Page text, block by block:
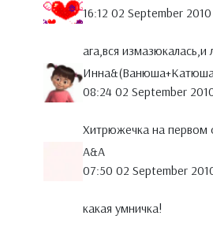
16:12 02 September 2010
ага,вся измазюкалась,и
08:24 02 September
Хитрюжечка на первом
A&A
07:50 02 September
какая умничка!